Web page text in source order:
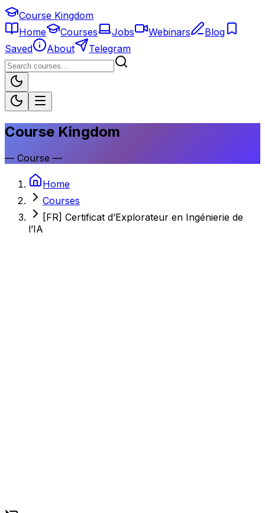
Course Kingdom
Home
Courses Jobs Webinars
Blog
Saved
About Telegram
Course Kingdom
— Course —
Home
Courses
[FR] Certificat d’Explorateur en Ingénierie de
l’IA